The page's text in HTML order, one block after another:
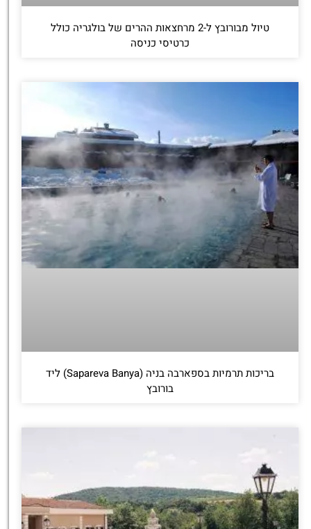
טיול מבורובץ ל-2 מרחצאות ההרים של בולגריה כולל
כרטיסי כניסה
בריכות תרמיות בספארבה בניה (Sapareva Banya) ליד
בורובץ